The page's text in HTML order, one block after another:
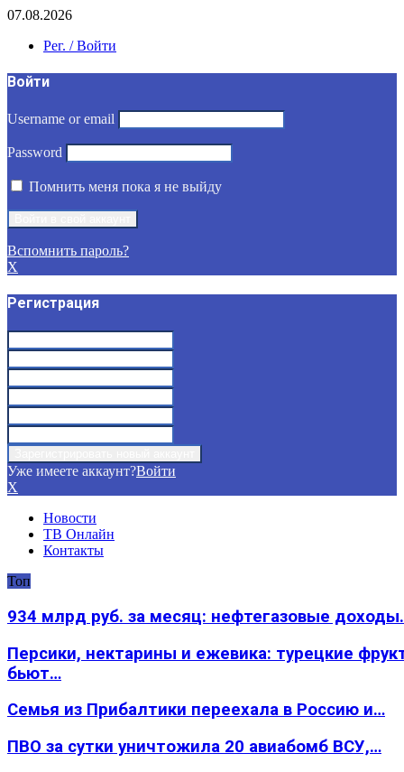
07.08.2026
Рег. / Войти
Войти
Username or email
Password
Помнить меня пока я не выйду
Вспомнить пароль?
X
Регистрация
Уже имеете аккаунт?Войти
X
Новости
ТВ Онлайн
Контакты
Топ
934 млрд руб. за месяц: нефтегазовые
Персики, нектарины и ежевика: турецкие
бьют…
Семья из Прибалтики переехала в Россию и…
ПВО за сутки уничтожила 20 авиабомб ВСУ,…